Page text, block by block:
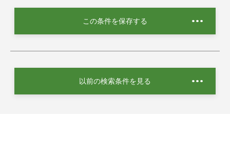
この条件を保存する
以前の検索条件を見る